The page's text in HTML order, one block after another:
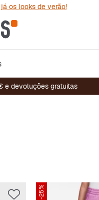
os looks de verão!
e devoluções gratuitas
-25%